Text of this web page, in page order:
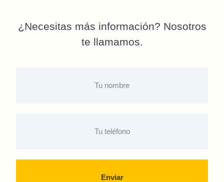
¿Necesitas más información? Nosotros
te llamamos.
Enviar